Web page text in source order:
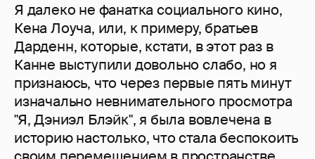
Я далеко не фанатка социального кино,
Кена Лоуча, или, к примеру, братьев
Дарденн, которые, кстати, в этот раз в
Канне выступили довольно слабо, но я
признаюсь, что через первые пять минут
изначально невнимательного просмотра
"Я, Дэниэл Блэйк", я была вовлечена в
историю настолько, что стала беспокоить